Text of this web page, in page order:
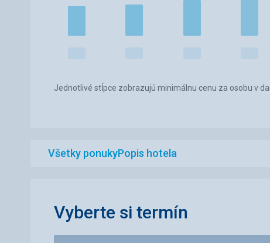
Jednotlivé stĺpce zobrazujú minimálnu cenu za osobu v
Všetky ponukyPopis hotela
Vyberte si termín